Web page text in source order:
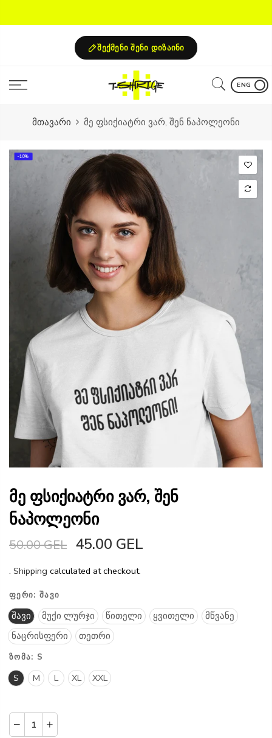
შექმენი შენი დიზაინი
ENG
მთავარი მე ფსიქიატრი ვარ, შენ ნაპოლეონი
-10%
მე ფსიქიატრი ვარ, შენ
ნაპოლეონი
50.00 GEL 45.00 GEL
. Shipping calculated at checkout.
ᲤᲔᲠᲘ: ᲨᲐᲕᲘ
შავი მუქი ლურჯი წითელი ყვითელი
მწვანე
ნაცრისფერი
თეთრი
ᲖᲝᲛᲐ: S
S M L XL XXL